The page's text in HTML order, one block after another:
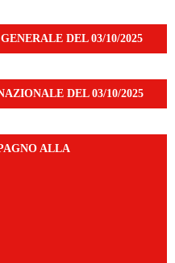
DEL 03/10/2025
DEL 03/10/2025
ALLA